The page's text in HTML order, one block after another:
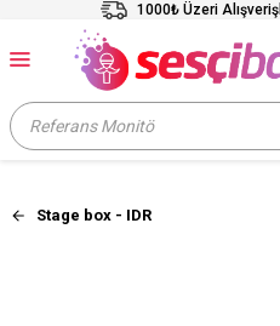
1000₺ Üzeri
Stage box - IDR